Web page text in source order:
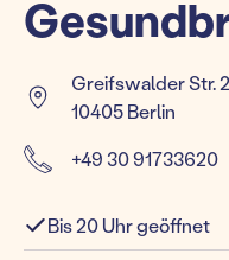
Greifswalder Str.
10405 Berlin
+49 30 91733620
Bis 20 Uhr geöffnet